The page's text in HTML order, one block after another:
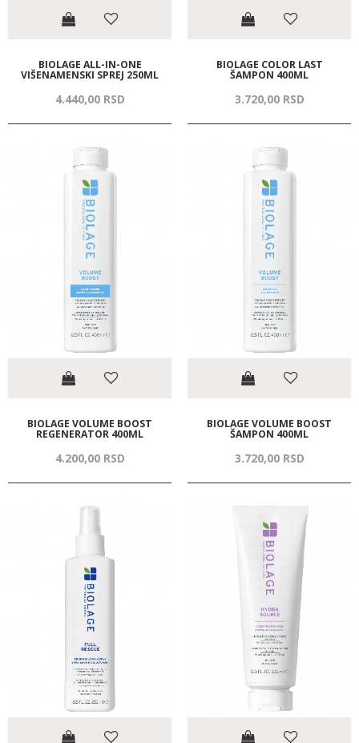
BIOLAGE ALL-IN-ONE
VIŠENAMENSKI SPREJ 250ML
4.440,00 RSD
BIOLAGE COLOR LAST
ŠAMPON 400ML
3.720,00 RSD
BIOLAGE VOLUME BOOST
REGENERATOR 400ML
4.200,00 RSD
BIOLAGE VOLUME BOOST
ŠAMPON 400ML
3.720,00 RSD